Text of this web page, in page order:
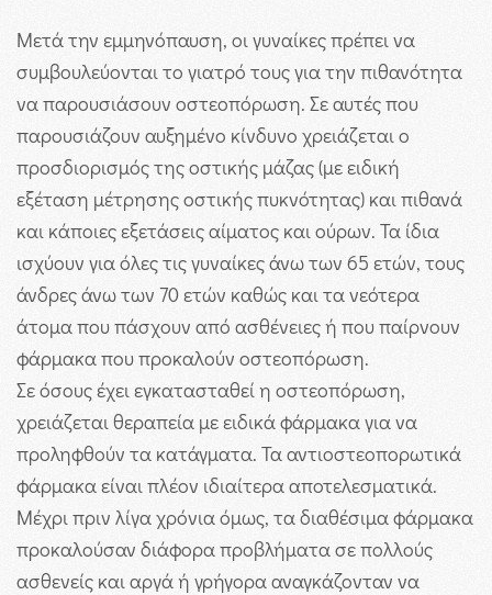
Μετά την εμμηνόπαυση, οι γυναίκες πρέπει να
συμβουλεύονται το γιατρό τους για την πιθανότητα
να παρουσιάσουν οστεοπόρωση. Σε αυτές που
παρουσιάζουν αυξημένο κίνδυνο χρειάζεται ο
προσδιορισμός της οστικής μάζας (με ειδική
εξέταση μέτρησης οστικής πυκνότητας) και πιθανά
και κάποιες εξετάσεις αίματος και ούρων. Τα ίδια
ισχύουν για όλες τις γυναίκες άνω των 65 ετών, τους
άνδρες άνω των 70 ετών καθώς και τα νεότερα
άτομα που πάσχουν από ασθένειες ή που παίρνουν
φάρμακα που προκαλούν οστεοπόρωση.
Σε όσους έχει εγκατασταθεί η οστεοπόρωση,
χρειάζεται θεραπεία με ειδικά φάρμακα για να
προληφθούν τα κατάγματα. Τα αντιοστεοπορωτικά
φάρμακα είναι πλέον ιδιαίτερα αποτελεσματικά.
Μέχρι πριν λίγα χρόνια όμως, τα διαθέσιμα φάρμακα
προκαλούσαν διάφορα προβλήματα σε πολλούς
ασθενείς και αργά ή γρήγορα αναγκάζονταν να